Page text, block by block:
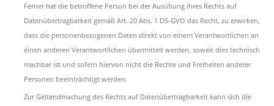
Ferner hat die betroffene Person bei der Ausübung ihres Rechts auf
Datenübertragbarkeit gemäß Art. 20 Abs. 1 DS-GVO das Recht, zu erwirken,
dass die personenbezogenen Daten direkt von einem Verantwortlichen an
einen anderen Verantwortlichen übermittelt werden, soweit dies technisch
machbar ist und sofern hiervon nicht die Rechte und Freiheiten anderer
Personen beeinträchtigt werden.
Zur Geltendmachung des Rechts auf Datenübertragbarkeit kann sich die